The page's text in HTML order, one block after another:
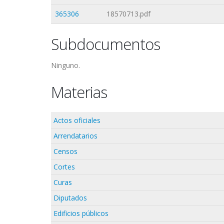
365306
18570713.pdf
Subdocumentos
Ninguno.
Materias
Actos oficiales
Arrendatarios
Censos
Cortes
Curas
Diputados
Edificios públicos